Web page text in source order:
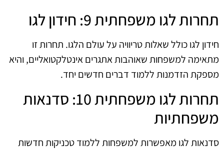
תחרות לגו משפחתית 9: חידון לגו
חידון לגו כולל שאלות טריוויה על עולם הלגו. תחרות זו
מתאימה למשפחות שאוהבות אתגרים אינטלקטואליים, והיא
מספקת הזדמנות ללמוד דברים חדשים יחד.
תחרות לגו משפחתית 10: סדנאות
משפחתיות
סדנאות לגו מאפשרות למשפחות ללמוד טכניקות חדשות